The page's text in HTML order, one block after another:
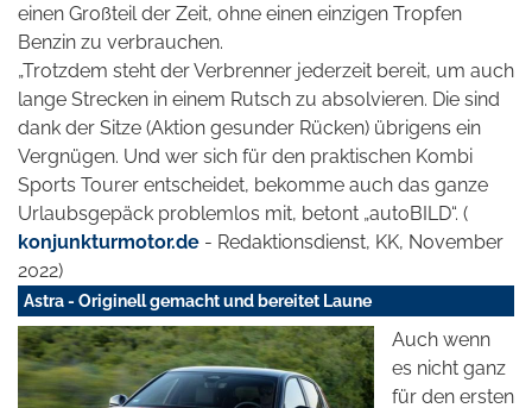
einen Großteil der Zeit, ohne einen einzigen Tropfen
Benzin zu verbrauchen.
„Trotzdem steht der Verbrenner jederzeit bereit, um auch
lange Strecken in einem Rutsch zu absolvieren. Die sind
dank der Sitze (Aktion gesunder Rücken) übrigens ein
Vergnügen. Und wer sich für den praktischen Kombi
Sports Tourer entscheidet, bekomme auch das ganze
Urlaubsgepäck problemlos mit, betont „autoBILD“. (
konjunkturmotor.de - Redaktionsdienst, KK, November
2022)
Astra - Originell gemacht und bereitet Laune
Auch wenn
es nicht ganz
für den ersten